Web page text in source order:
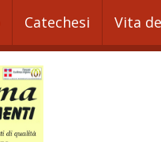
Catechesi Vita